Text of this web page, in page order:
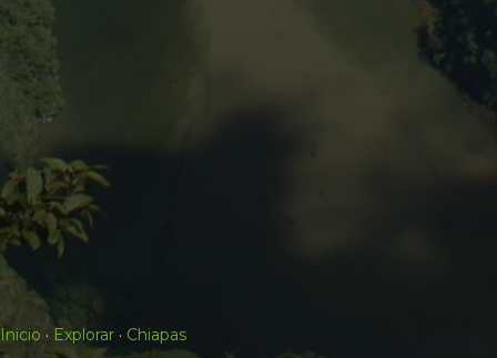
Inicio · Explorar · Chiapas